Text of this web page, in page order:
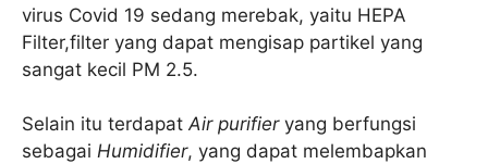
virus Covid 19 sedang merebak, yaitu HEPA
Filter,filter yang dapat mengisap partikel yang
sangat kecil PM 2.5.
Selain itu terdapatAir purifieryang berfungsi
sebagai Humidifier, yang dapat melembapkan